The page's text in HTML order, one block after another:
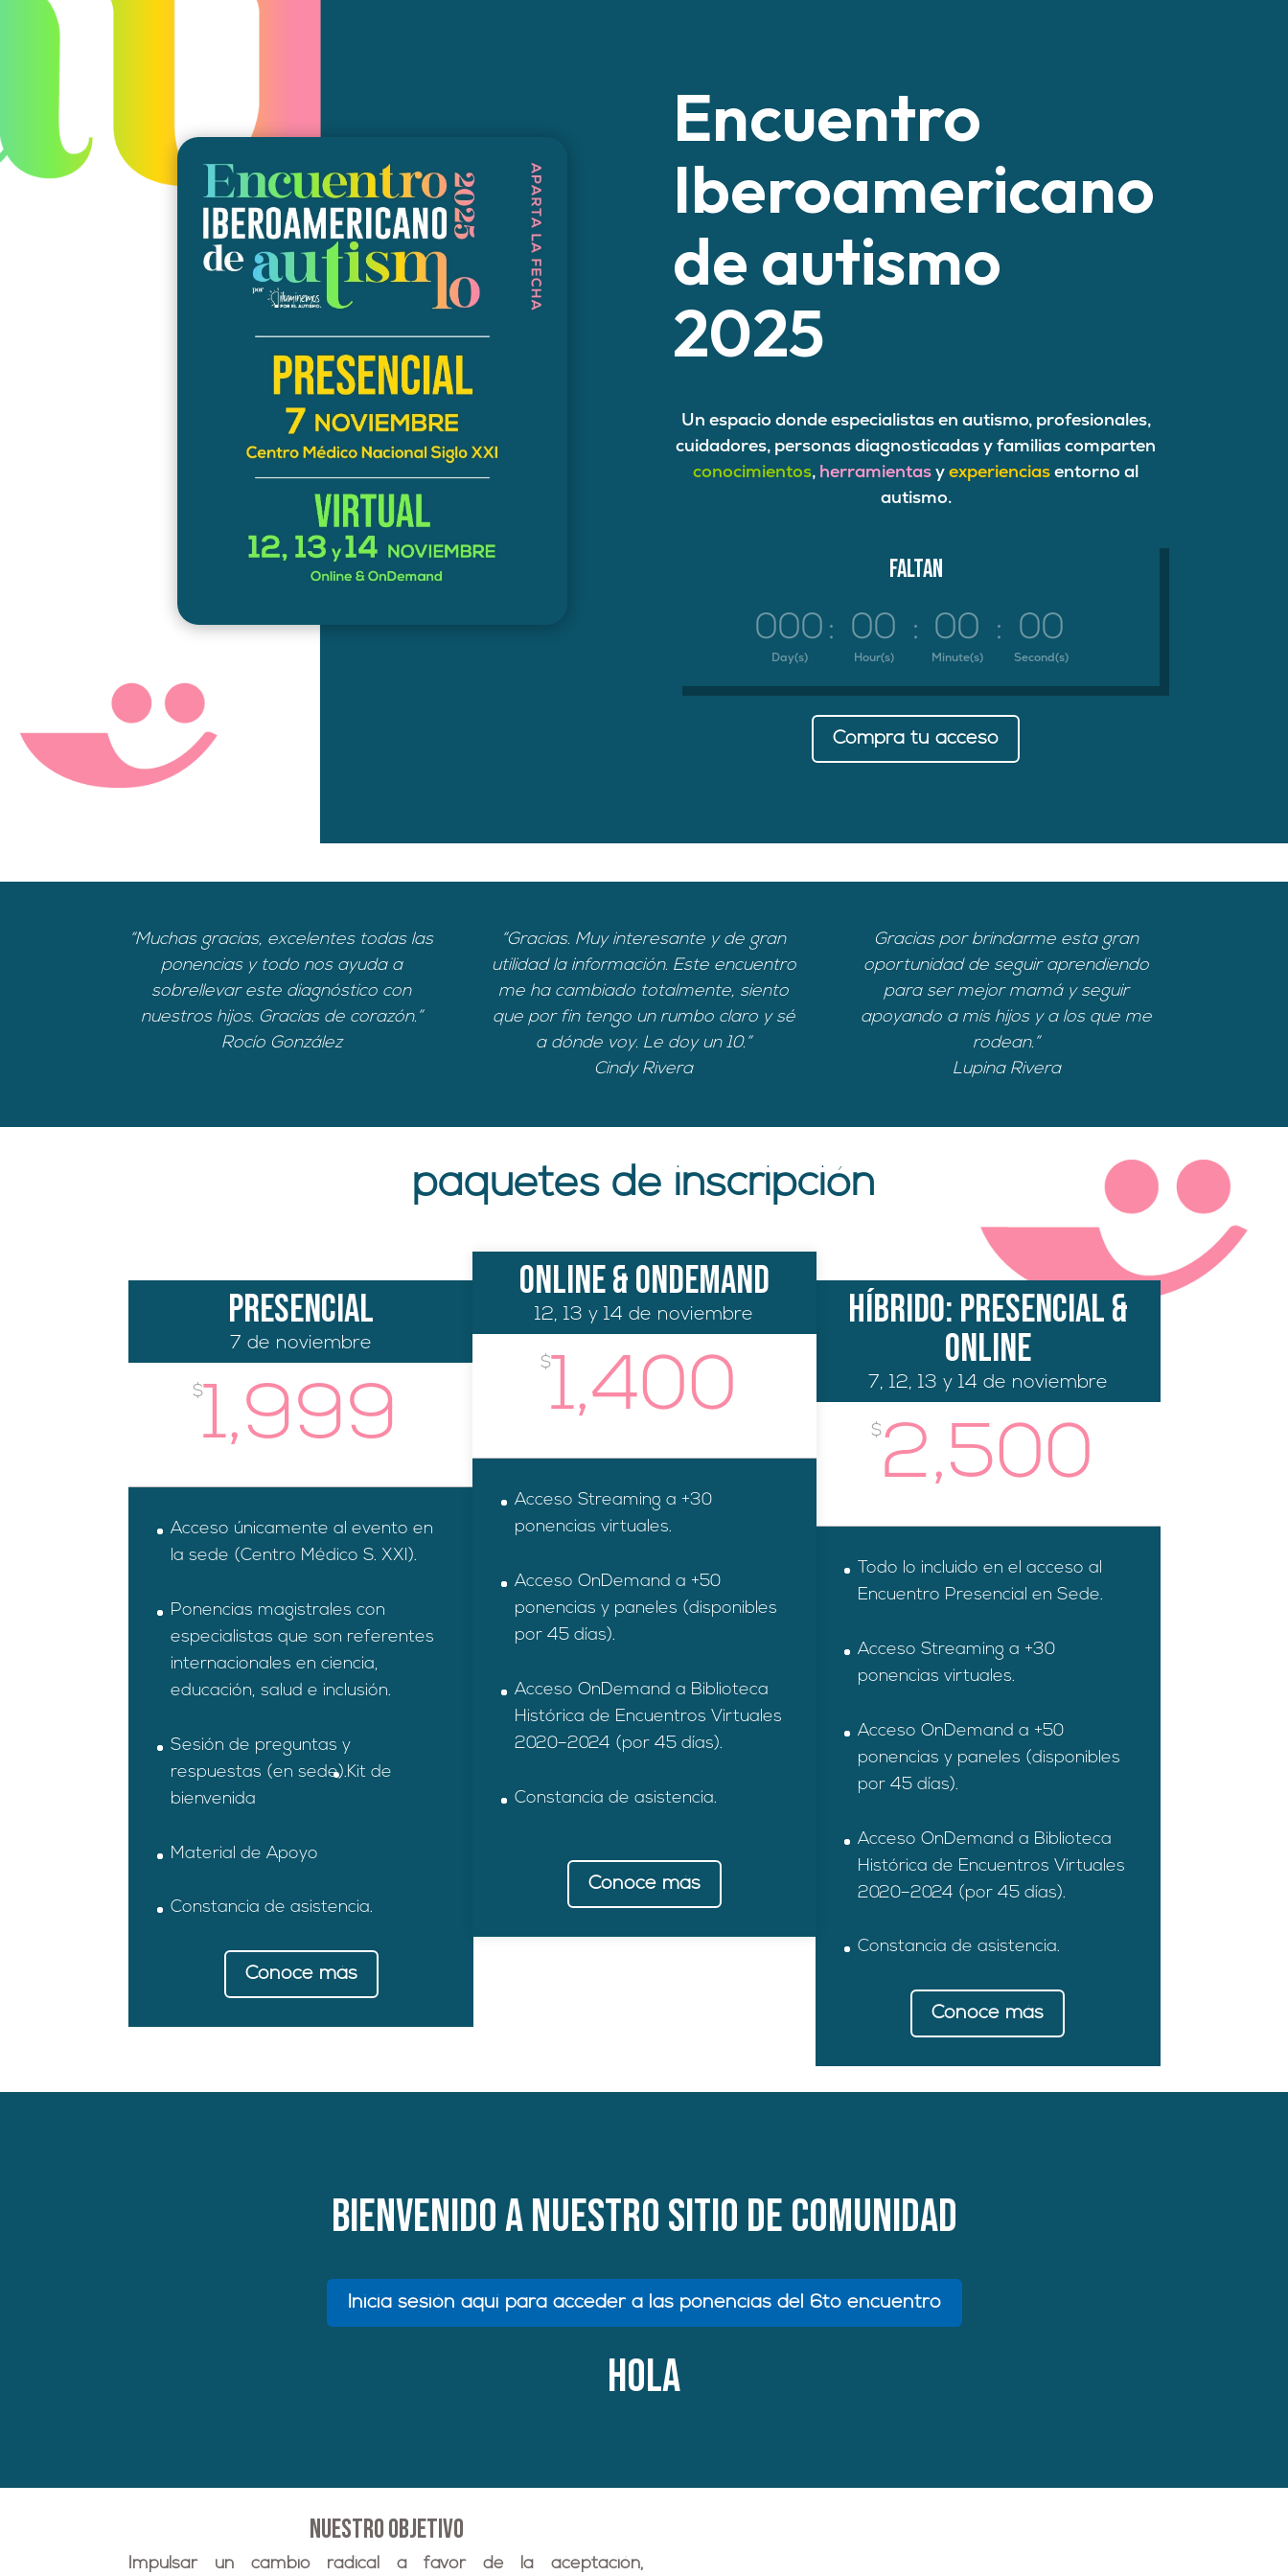
Encuentro
Iberoamericano
de autismo
2025
Un espacio donde especialistas en autismo, profesionales,
cuidadores, personas diagnosticadas y familias comparten
conocimientos, herramientasyexperienciasentorno al
autismo.
Faltan
000
Day(s)
: 00
Hour(s)
: 00
Minute(s)
: 00
Second(s)
Compra tu acceso
“Muchas gracias, excelentes todas las
ponencias y todo nos ayuda a
sobrellevar este diagnóstico con
nuestros hijos. Gracias de corazón.”
Rocío González
“Gracias. Muy interesante y de gran
utilidad la información. Este encuentro
me ha cambiado totalmente, siento
que por fin tengo un rumbo claro y sé
a dónde voy. Le doy un 10.”
Cindy Rivera
Gracias por brindarme esta gran
oportunidad de seguir aprendiendo
para ser mejor mamá y seguir
apoyando a mis hijos y a los que me
rodean.”
Lupina Rivera
paquetes de inscripción
Presencial
7 de noviembre
$1,999
Acceso únicamente al evento en
la sede (Centro Médico S. XXI).
Ponencias magistrales con
especialistas que son referentes
internacionales en ciencia,
educación, salud e inclusión.
Sesión de preguntas y
respuestas (en sede).Kit de
bienvenida
Material de Apoyo
Constancia de asistencia.
Conoce más
Online & ondemand
12, 13 y 14 de noviembre
$1,400
Acceso Streaming a +30
ponencias virtuales.
Acceso OnDemand a +50
ponencias y paneles (disponibles
por 45 días).
Acceso OnDemand a Biblioteca
Histórica de Encuentros Virtuales
2020–2024 (por 45 días).
Constancia de asistencia.
Conoce más
Híbrido: presencial &
online
7, 12, 13 y 14 de noviembre
$2,500
Todo lo incluido en el acceso al
Encuentro Presencial en Sede.
Acceso Streaming a +30
ponencias virtuales.
Acceso OnDemand a +50
ponencias y paneles (disponibles
por 45 días).
Acceso OnDemand a Biblioteca
Histórica de Encuentros Virtuales
2020–2024 (por 45 días).
Constancia de asistencia.
Conoce más
bienvenido a nuestro sitio de comunidad
Inicia sesión aquí para acceder a las ponencias del 6to encuentro
HOLA
nuestro objetivo
Impulsar un cambio radical a favor de la aceptación,